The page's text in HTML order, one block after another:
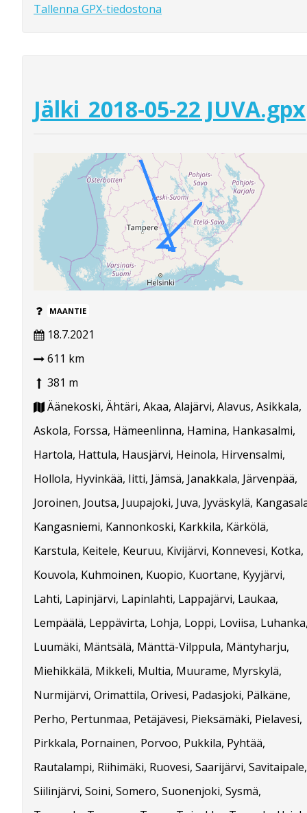
Tallenna GPX-tiedostona
Jälki_2018-05-22 JUVA.gpx
MAANTIE
18.7.2021
611 km
381 m
Äänekoski, Ähtäri, Akaa, Alajärvi, Alavus, Asikkala,
Askola, Forssa, Hämeenlinna, Hamina, Hankasalmi,
Hartola, Hattula, Hausjärvi, Heinola, Hirvensalmi,
Hollola, Hyvinkää, Iitti, Jämsä, Janakkala, Järvenpää,
Joroinen, Joutsa, Juupajoki, Juva, Jyväskylä,
Kangasniemi, Kannonkoski, Karkkila, Kärkölä,
Karstula, Keitele, Keuruu, Kivijärvi, Konnevesi, Kotka,
Kouvola, Kuhmoinen, Kuopio, Kuortane, Kyyjärvi,
Lahti, Lapinjärvi, Lapinlahti, Lappajärvi, Laukaa,
Lempäälä, Leppävirta, Lohja, Loppi, Loviisa,
Luumäki, Mäntsälä, Mänttä-Vilppula, Mäntyharju,
Miehikkälä, Mikkeli, Multia, Muurame, Myrskylä,
Nurmijärvi, Orimattila, Orivesi, Padasjoki, Pälkäne,
Perho, Pertunmaa, Petäjävesi, Pieksämäki, Pielavesi,
Pirkkala, Pornainen, Porvoo, Pukkila, Pyhtää,
Rautalampi, Riihimäki, Ruovesi, Saarijärvi, Savitaipale,
Siilinjärvi, Soini, Somero, Suonenjoki, Sysmä,